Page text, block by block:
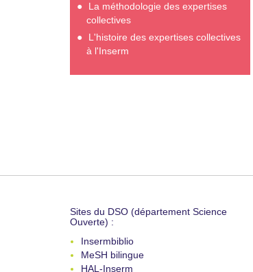
La méthodologie des expertises
collectives
L'histoire des expertises collectives
à l'Inserm
Sites du DSO (département Science
Ouverte) :
Insermbiblio
MeSH bilingue
HAL-Inserm